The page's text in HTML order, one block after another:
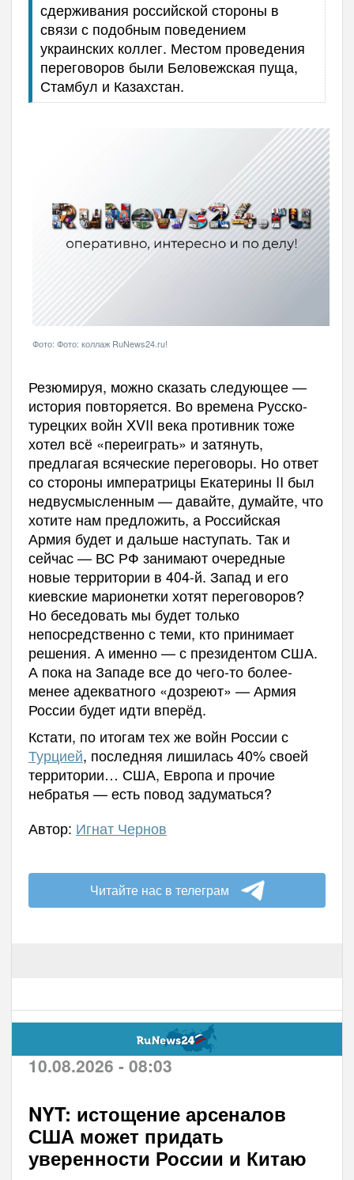
сдерживания российской стороны в
связи с подобным поведением
украинских коллег. Местом проведения
переговоров были Беловежская пуща,
Стамбул и Казахстан.
Фото: Фото: коллаж RuNews24.ru!
Резюмируя, можно сказать следующее —
история повторяется. Во времена Русско-
турецких войн XVII века противник тоже
хотел всё «переиграть» и затянуть,
предлагая всяческие переговоры. Но ответ
со стороны императрицы Екатерины II был
недвусмысленным — давайте, думайте, что
хотите нам предложить, а Российская
Армия будет и дальше наступать. Так и
сейчас — ВС РФ занимают очередные
новые территории в 404-й. Запад и его
киевские марионетки хотят переговоров?
Но беседовать мы будет только
непосредственно с теми, кто принимает
решения. А именно — с президентом США.
А пока на Западе все до чего-то более-
менее адекватного «дозреют» — Армия
России будет идти вперёд.
Кстати, по итогам тех же войн России с
Турцией, последняя лишилась 40% своей
территории… США, Европа и прочие
небратья — есть повод задуматься?
Автор: Игнат Чернов
Читайте нас в телеграм
10.08.2026 - 08:03
NYT: истощение арсеналов
США может придать
уверенности России и Китаю